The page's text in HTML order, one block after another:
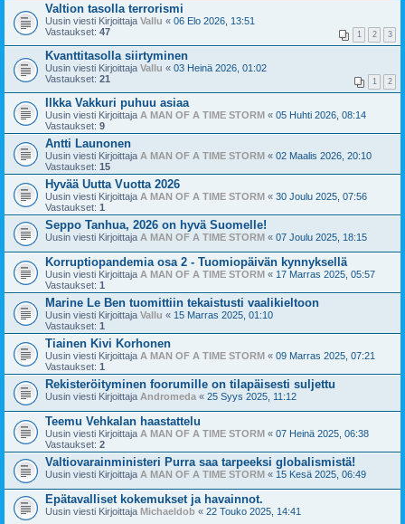
Valtion tasolla terrorismi
Uusin viesti Kirjoittaja Vallu « 06 Elo 2026, 13:51
Vastaukset: 47 1 2 3
Kvanttitasolla siirtyminen
Uusin viesti Kirjoittaja Vallu « 03 Heinä 2026, 01:02
Vastaukset: 21 1 2
Ilkka Vakkuri puhuu asiaa
Uusin viesti Kirjoittaja A MAN OF A TIME STORM « 05 Huhti 2026, 08:14
Vastaukset: 9
Antti Launonen
Uusin viesti Kirjoittaja A MAN OF A TIME STORM « 02 Maalis 2026, 20:10
Vastaukset: 15
Hyvää Uutta Vuotta 2026
Uusin viesti Kirjoittaja A MAN OF A TIME STORM « 30 Joulu 2025, 07:56
Vastaukset: 1
Seppo Tanhua, 2026 on hyvä Suomelle!
Uusin viesti Kirjoittaja A MAN OF A TIME STORM « 07 Joulu 2025, 18:15
Korruptiopandemia osa 2 - Tuomiopäivän kynnyksellä
Uusin viesti Kirjoittaja A MAN OF A TIME STORM « 17 Marras 2025, 05:57
Vastaukset: 1
Marine Le Ben tuomittiin tekaistusti vaalikieltoon
Uusin viesti Kirjoittaja Vallu « 15 Marras 2025, 01:10
Vastaukset: 1
Tiainen Kivi Korhonen
Uusin viesti Kirjoittaja A MAN OF A TIME STORM « 09 Marras 2025, 07:21
Vastaukset: 1
Rekisteröityminen foorumille on tilapäisesti suljettu
Uusin viesti Kirjoittaja Andromeda « 25 Syys 2025, 11:12
Teemu Vehkalan haastattelu
Uusin viesti Kirjoittaja A MAN OF A TIME STORM « 07 Heinä 2025, 06:38
Vastaukset: 2
Valtiovarainministeri Purra saa tarpeeksi globalismistä!
Uusin viesti Kirjoittaja A MAN OF A TIME STORM « 15 Kesä 2025, 06:49
Epätavalliset kokemukset ja havainnot.
Uusin viesti Kirjoittaja Michaeldob « 22 Touko 2025, 14:41